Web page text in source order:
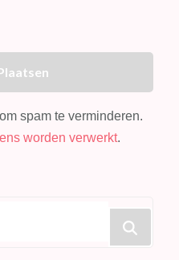
spam te verminderen.
worden verwerkt.